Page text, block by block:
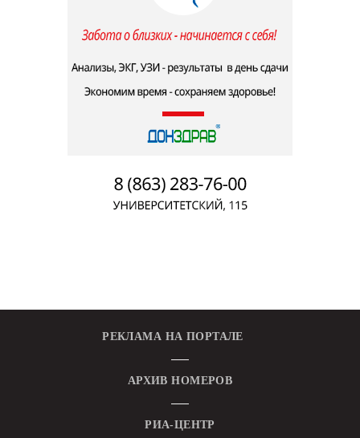
РЕКЛАМА НА ПОРТАЛЕ
АРХИВ НОМЕРОВ
РИА-ЦЕНТР